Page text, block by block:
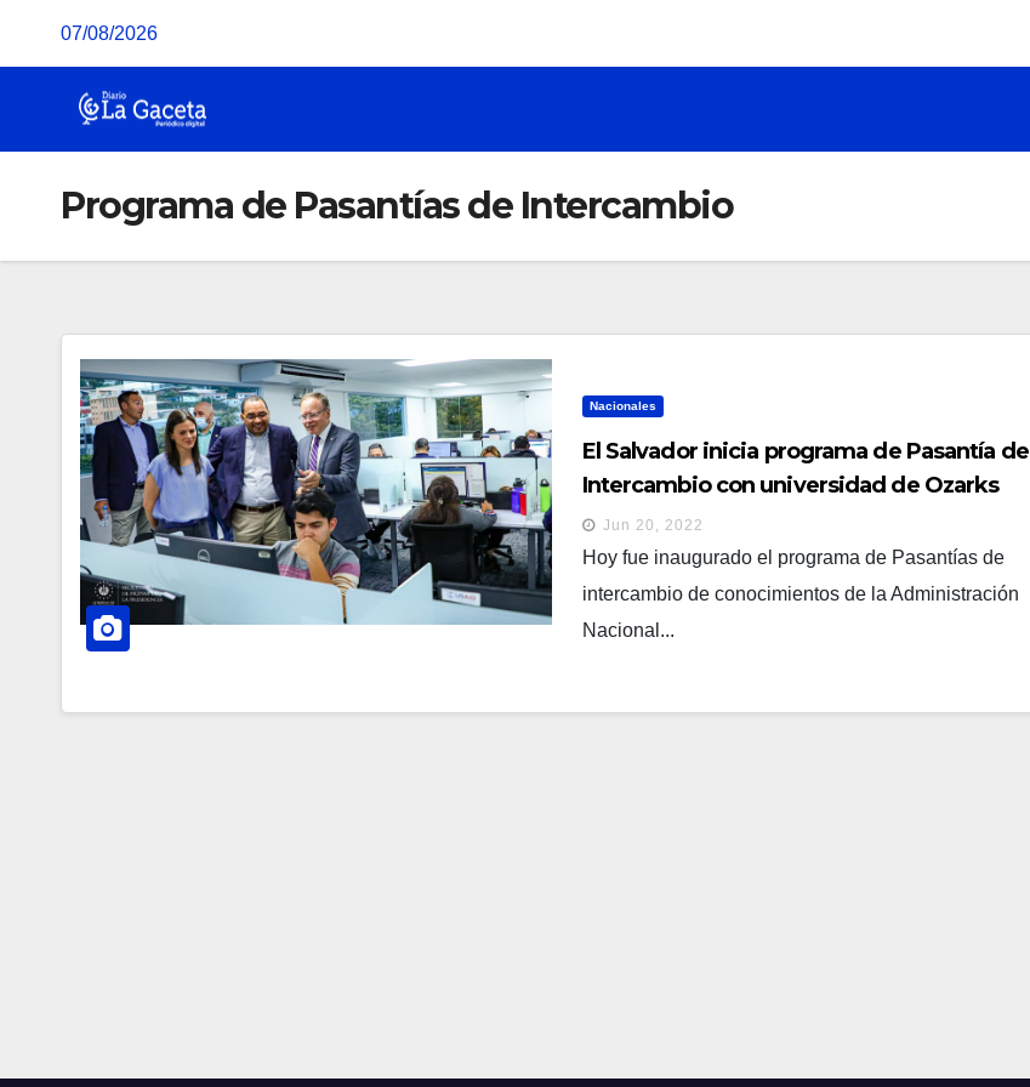
07/08/2026
Programa de Pasantías de Intercambio
Nacionales
El Salvador inicia programa de Pasantía de
Intercambio con universidad de Ozarks
Jun 20, 2022
Hoy fue inaugurado el programa de Pasantías de
intercambio de conocimientos de la Administración
Nacional...